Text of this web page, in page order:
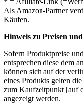
* = Afilliate-Link
Als Amazon-Partner
Käufen.
Hinweis zu Preisen
Sofern Produktpreise
entsprechen diese dem
können sich auf der
eines Produkts gelten
zum Kaufzeitpunkt [auf
angezeigt werden.